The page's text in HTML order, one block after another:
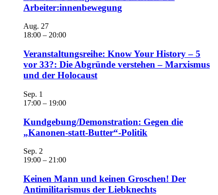
Arbeiter:innenbewegung
Aug. 27
18:00 – 20:00
Veranstaltungsreihe: Know Your History – 5
vor 33?: Die Abgründe verstehen – Marxismus
und der Holocaust
Sep. 1
17:00 – 19:00
Kundgebung/Demonstration: Gegen die
„Kanonen-statt-Butter“-Politik
Sep. 2
19:00 – 21:00
Keinen Mann und keinen Groschen! Der
Antimilitarismus der Liebknechts